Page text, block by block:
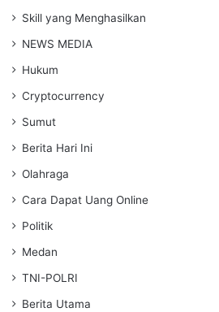
Skill yang Menghasilkan
NEWS MEDIA
Hukum
Cryptocurrency
Sumut
Berita Hari Ini
Olahraga
Cara Dapat Uang Online
Politik
Medan
TNI-POLRI
Berita Utama